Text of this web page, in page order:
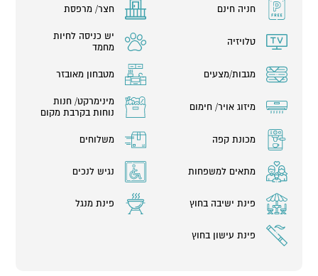
חניה חינם חצר/ מרפסת
טלויזיה
יש כניסה לחיות
מחמד
מגבות/מצעים מטבחון מאובזר
מיזוג אויר/ חימום
מינימרקט/ חנות
נוחות בקרבת מקום
מכונת קפה משלוחים
מתאים למשפחות נגיש לנכים
פינת ישיבה בחוץ פינת מנגל
פינת עישון בחוץ